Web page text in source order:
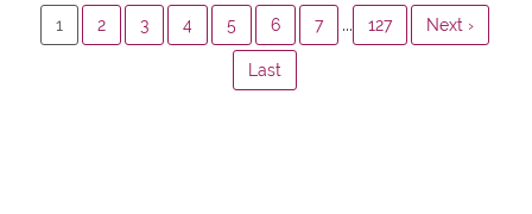
1 2 3 4 5 6 7 ... 127 Next ›
Last